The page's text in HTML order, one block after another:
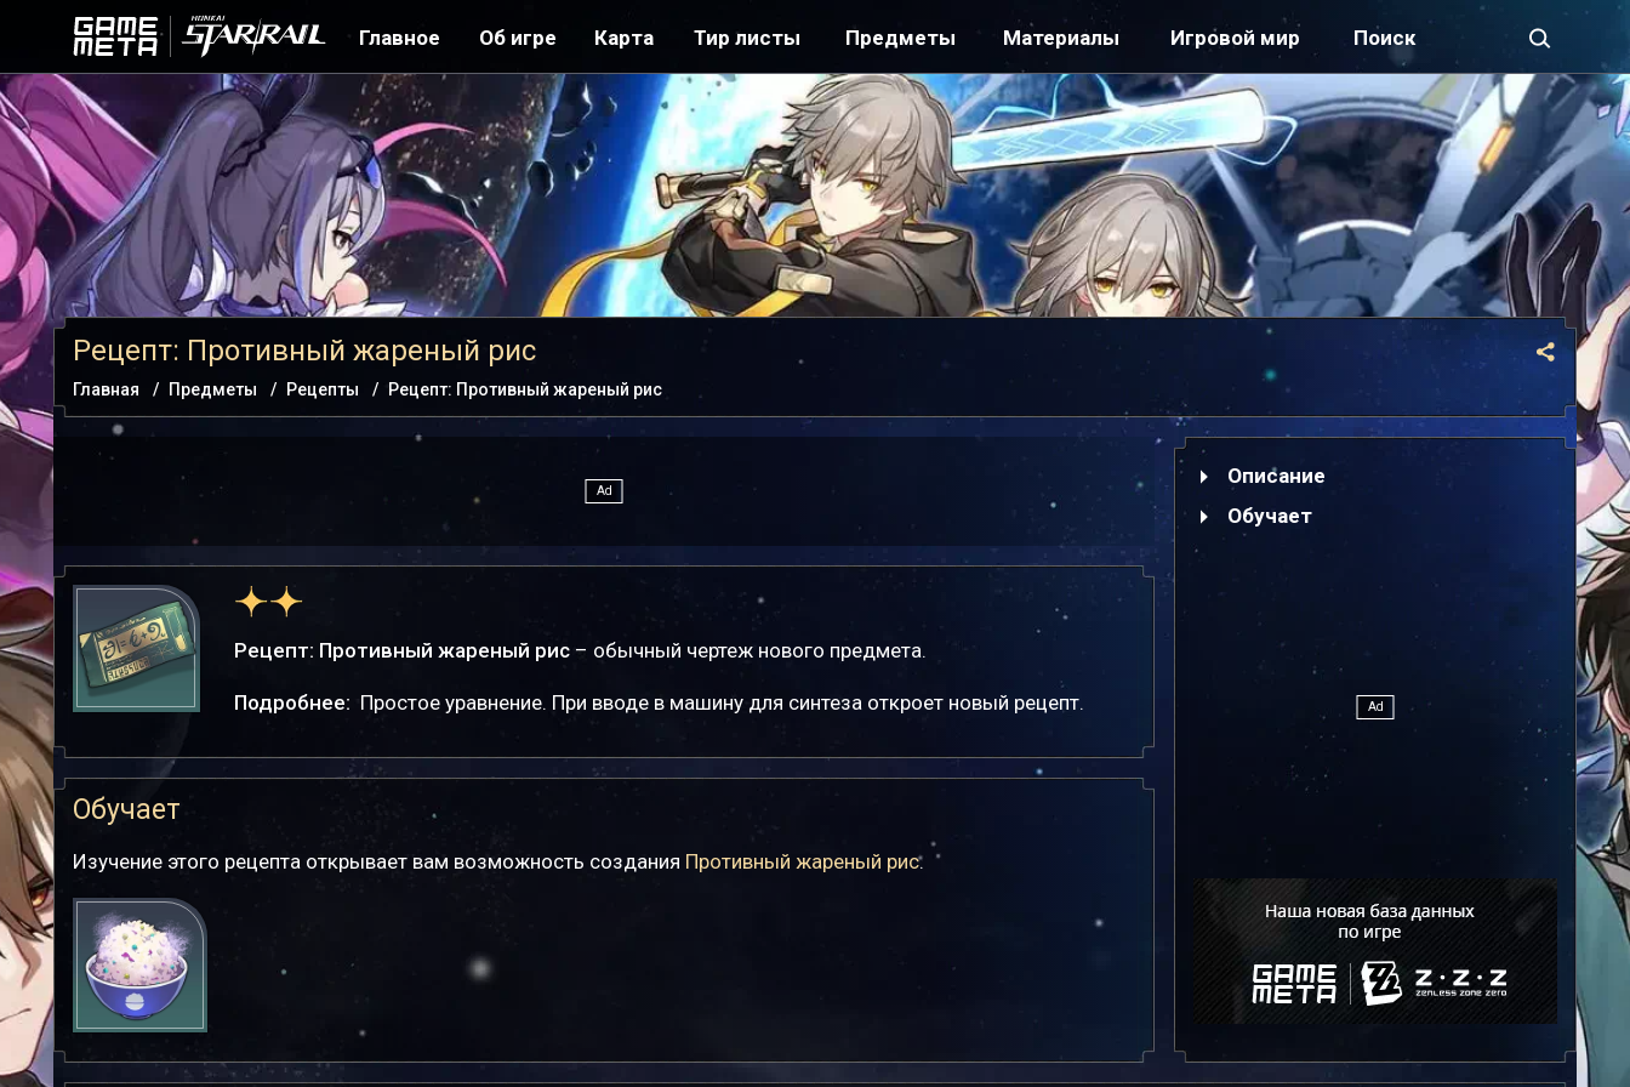
Главное Об игре Карта Тир листы Предметы Материалы Игровой мир
Рецепт: Противный жареный рис
Главная Предметы Рецепты Рецепт: Противный жареный рис
Рецепт: Противный жареный рис– обычный чертеж нового предмета.
Подробнее: Простое уравнение. При вводе в машину для синтеза откроет новый рецепт.
Обучает
Изучение этого рецепта открывает вам возможность создания Противный жареный рис.
жареный рис
Описание
Обучает